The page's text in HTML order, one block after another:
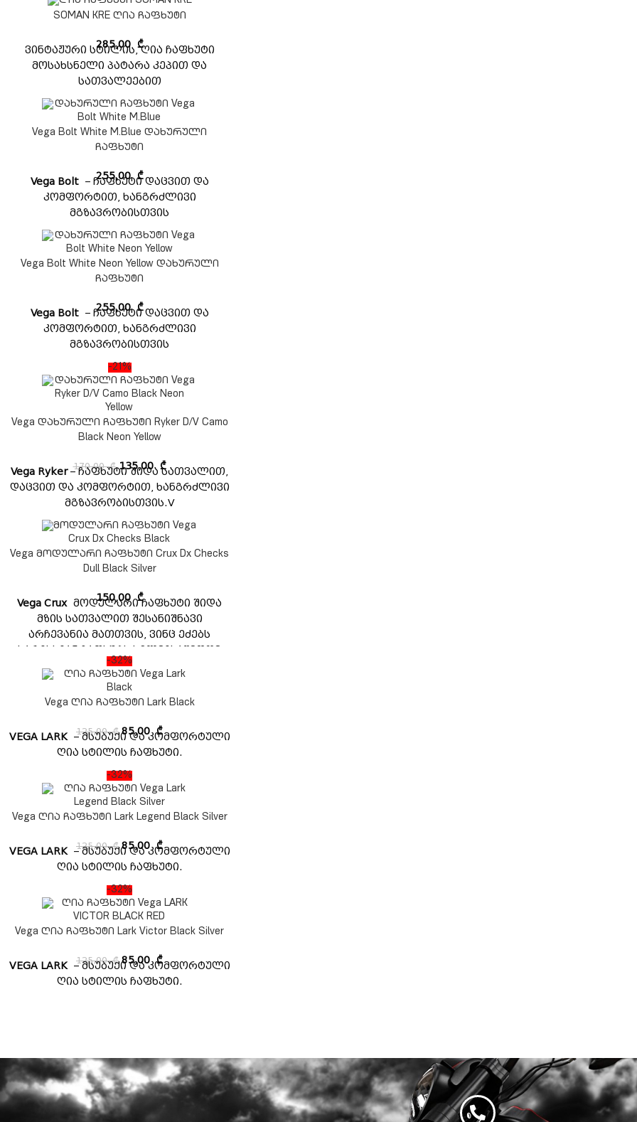
SOMAN KRE ღია ჩაფხუტი
285,00 ₾
ვინტაჟური სტილის, ღია ჩაფხუტი
მოსახსნელი პატარა კეპით და
სათვალეებით
Vega Bolt White M.Blue დახურული
ჩაფხუტი
255,00₾
Vega Bolt– ჩაფხუტი დაცვით და
კომფორტით, ხანგრძლივი
მგზავრობისთვის
Vega Bolt White Neon Yellow დახურული
ჩაფხუტი
255,00₾
Vega Bolt– ჩაფხუტი დაცვით და
კომფორტით, ხანგრძლივი
მგზავრობისთვის
-21%
Vega დახურული ჩაფხუტი Ryker D/V Camo
Black Neon Yellow
170,00₾ 135,00 ₾
Vega Ryker– ჩაფხუტი შიდა სათვალით,
დაცვით და კომფორტით, ხანგრძლივი
მგზავრობისთვის.V
Vega მოდულარი ჩაფხუტი Crux Dx Checks
Dull Black Silver
150,00₾
Vega Cruxმოდულარი ჩაფხუტი შიდა
მზის სათვალით შესანიშნავი
არჩევანია მათთვის, ვინც ეძებს
ხარისხიან ჩაფხუტს ხელმისაწვდომ
ფასად. ეს ჩაფხუტი აღჭურვილია
მოდულარული დიზაინით, რომელიც
მარტივი გამოსაყენებელია და
აკმაყოფილებს ISI, DOT უსაფრთხოების
სტანდარტს.
-32%
Vega ღია ჩაფხუტი Lark Black
125,00₾ 85,00₾
VEGA LARK– მსუბუქი და კომფორტული
ღია სტილის ჩაფხუტი.
-32%
Vega ღია ჩაფხუტი Lark Legend Black Silver
125,00₾ 85,00₾
VEGA LARK– მსუბუქი და კომფორტული
ღია სტილის ჩაფხუტი.
-32%
Vega ღია ჩაფხუტი Lark Victor Black Silver
125,00₾ 85,00₾
VEGA LARK– მსუბუქი და კომფორტული
ღია სტილის ჩაფხუტი.